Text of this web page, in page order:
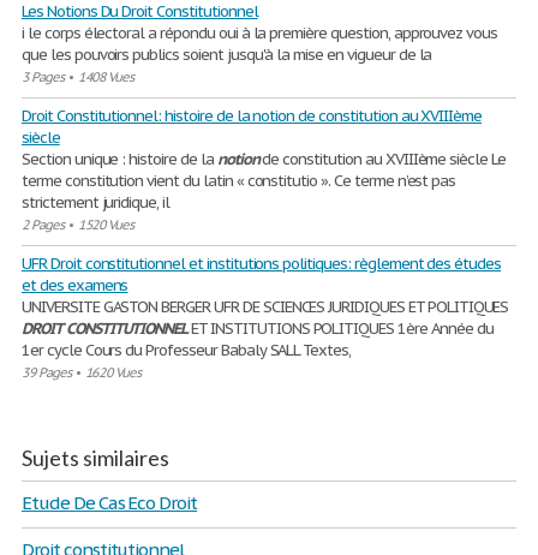
Les Notions Du Droit Constitutionnel
i le corps électoral a répondu oui à la première question, approuvez vous
que les pouvoirs publics soient jusqu'à la mise en vigueur de la
3 Pages• 1408 Vues
Droit Constitutionnel: histoire de la notion de constitution au XVIIIème
siècle
Section unique : histoire de la notionde constitution au XVIIIème siècle Le
terme constitution vient du latin « constitutio ». Ce terme n’est pas
strictement juridique, il
2 Pages• 1520 Vues
UFR Droit constitutionnel et institutions politiques: règlement des études
et des examens
UNIVERSITE GASTON BERGER UFR DE SCIENCES JURIDIQUES ET POLITIQUES
DROITCONSTITUTIONNELET INSTITUTIONS POLITIQUES 1ère Année du
1er cycle Cours du Professeur Babaly SALL Textes,
39 Pages• 1620 Vues
Sujets similaires
Etude De Cas Eco Droit
Droit constitutionnel